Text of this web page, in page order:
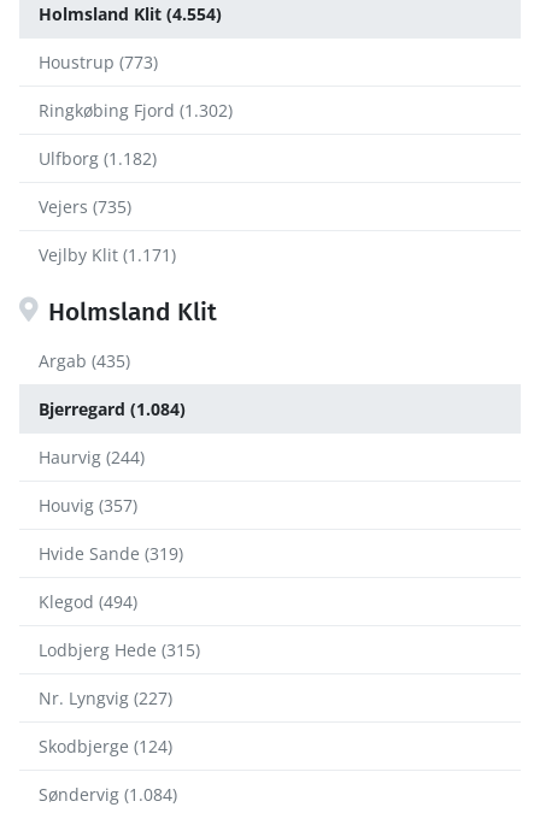
Holmsland Klit (4.554)
Houstrup (773)
Ringkøbing Fjord (1.302)
Ulfborg (1.182)
Vejers (735)
Vejlby Klit (1.171)
Holmsland Klit
Argab (435)
Bjerregard (1.084)
Haurvig (244)
Houvig (357)
Hvide Sande (319)
Klegod (494)
Lodbjerg Hede (315)
Nr. Lyngvig (227)
Skodbjerge (124)
Søndervig (1.084)